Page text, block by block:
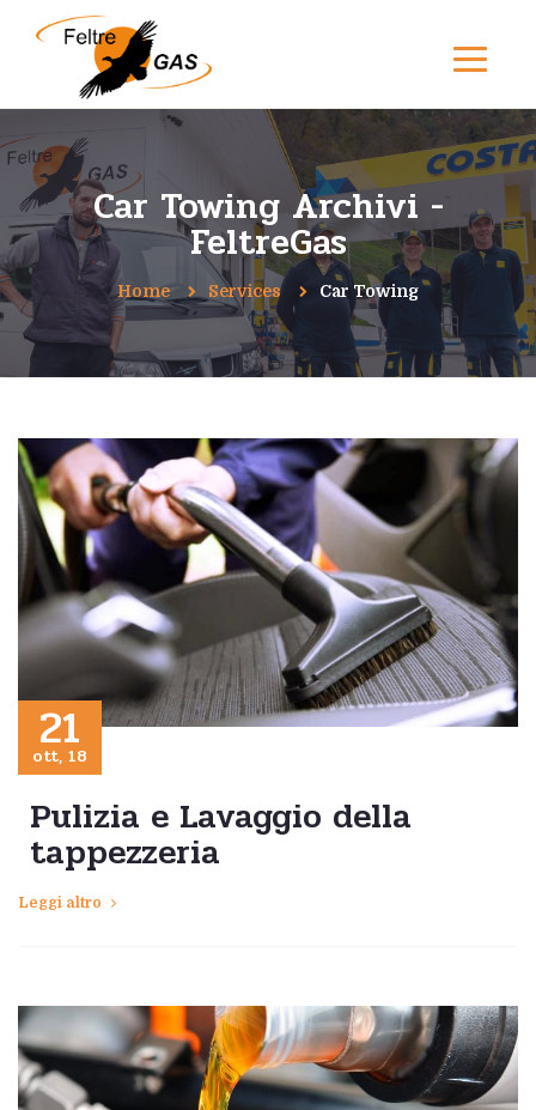
Car Towing Archivi -
FeltreGas
Home Services Car Towing
21
ott, 18
Pulizia e Lavaggio della
tappezzeria
Leggi altro